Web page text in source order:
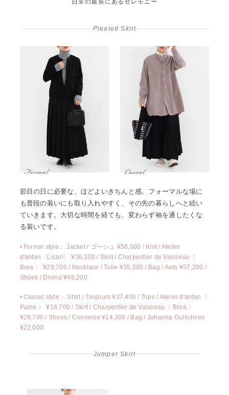
日常の延長にあるセレモニー
Pleated Skirt
節目の日に必要な、ほどよいきちんと感。フォーマルな場に
も普段の装いにも取り入れやすく、その先の暮らしへと続い
ていきます。大切な時間を経ても、変わらず袖を通したくな
る装いです。
• Formal style： Jacket / ゴーシュ ¥56,000 / Knit / Atelier
d'antan〈Licari〉 ¥36,300 / Skirt / Charpentier de Vaisseau〈
Brea 〉 ¥29,700 / Necklace / Toile ¥35,200 / Bag / Aeta ¥57,200 /
Shoes / Divina ¥46,200
• Casual style： Shirt / Toujours ¥37,400 / Tops / Atelier d'antan〈
Paine 〉 ¥18,700 / Skirt / Charpentier de Vaisseau〈 Brea 〉
¥29,700 / Shoes / Converse ¥14,300 / Bag / Johanna Gullichsen
¥22,000
Jumper Skirt